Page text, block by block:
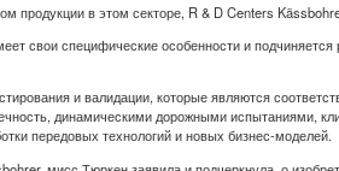
в этом секторе, R & D Centers
свои специфические особенности и
и валидации, которые являются
динамическими дорожными испытаниями,
передовых технологий и новых бизнес-моделей.